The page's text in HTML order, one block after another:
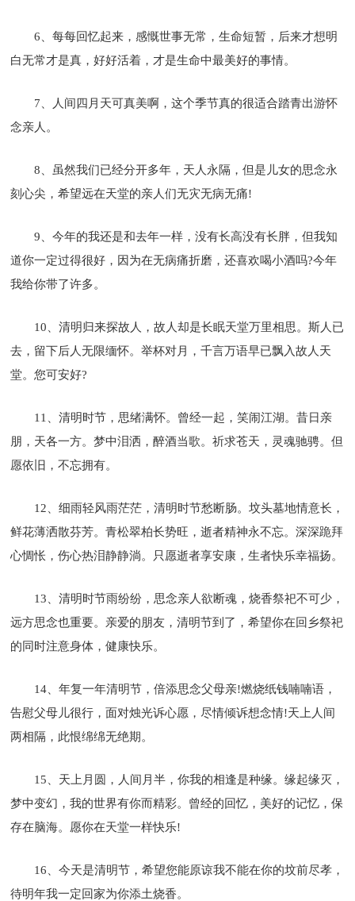
6、每每回忆起来，感慨世事无常，生命短暂，后来才想明
白无常才是真，好好活着，才是生命中最美好的事情。
7、人间四月天可真美啊，这个季节真的很适合踏青出游怀
念亲人。
8、虽然我们已经分开多年，天人永隔，但是儿女的思念永
刻心尖，希望远在天堂的亲人们无灾无病无痛!
9、今年的我还是和去年一样，没有长高没有长胖，但我知
道你一定过得很好，因为在无病痛折磨，还喜欢喝小酒吗?今年
我给你带了许多。
10、清明归来探故人，故人却是长眠天堂万里相思。斯人已
去，留下后人无限缅怀。举杯对月，千言万语早已飘入故人天
堂。您可安好?
11、清明时节，思绪满怀。曾经一起，笑闹江湖。昔日亲
朋，天各一方。梦中泪洒，醉酒当歌。祈求苍天，灵魂驰骋。但
愿依旧，不忘拥有。
12、细雨轻风雨茫茫，清明时节愁断肠。坟头墓地情意长，
鲜花薄洒散芬芳。青松翠柏长势旺，逝者精神永不忘。深深跪拜
心惆怅，伤心热泪静静淌。只愿逝者享安康，生者快乐幸福扬。
13、清明时节雨纷纷，思念亲人欲断魂，烧香祭祀不可少，
远方思念也重要。亲爱的朋友，清明节到了，希望你在回乡祭祀
的同时注意身体，健康快乐。
14、年复一年清明节，倍添思念父母亲!燃烧纸钱喃喃语，
告慰父母儿很行，面对烛光诉心愿，尽情倾诉想念情!天上人间
两相隔，此恨绵绵无绝期。
15、天上月圆，人间月半，你我的相逢是种缘。缘起缘灭，
梦中变幻，我的世界有你而精彩。曾经的回忆，美好的记忆，保
存在脑海。愿你在天堂一样快乐!
16、今天是清明节，希望您能原谅我不能在你的坟前尽孝，
待明年我一定回家为你添土烧香。